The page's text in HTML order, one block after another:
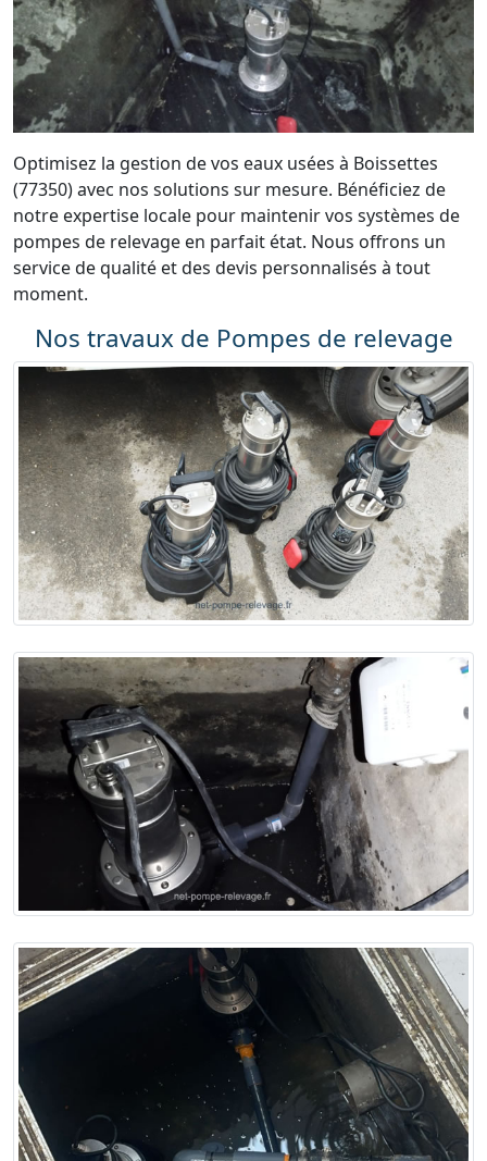
Optimisez la gestion de vos eaux usées à Boissettes
(77350) avec nos solutions sur mesure. Bénéficiez de
notre expertise locale pour maintenir vos systèmes de
pompes de relevage en parfait état. Nous offrons un
service de qualité et des devis personnalisés à tout
moment.
Nos travaux de Pompes de relevage